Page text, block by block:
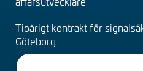
Tioårigt kontrakt för
Göteborg